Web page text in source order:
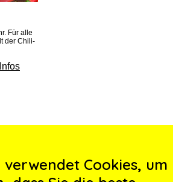
Für alle
der Chili-
verwendet Cookies, um